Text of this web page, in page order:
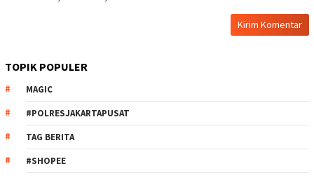
TOPIK POPULER
MAGIC
#POLRESJAKARTAPUSAT
TAG BERITA
#SHOPEE